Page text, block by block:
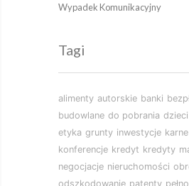
Wypadek Komunikacyjny
Tagi
alimenty autorskie banki
budowlane do pobrania dzieci
etyka grunty inwestycje karne
konferencje kredyt kredyty
negocjacje nieruchomości
odszkodowanie patenty